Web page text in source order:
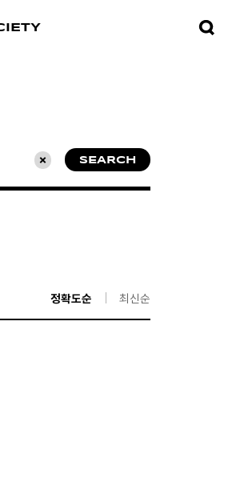
초기화 SEARCH
정확도순 최신순